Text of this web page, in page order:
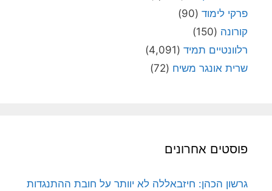
פרקי לימוד (90)
קורונה (150)
רלוונטיים תמיד (4,091)
שרית אונגר משיח (72)
פוסטים אחרונים
גרשון הכהן: חיזבאללה לא יוותר על חובת ההתנגדות